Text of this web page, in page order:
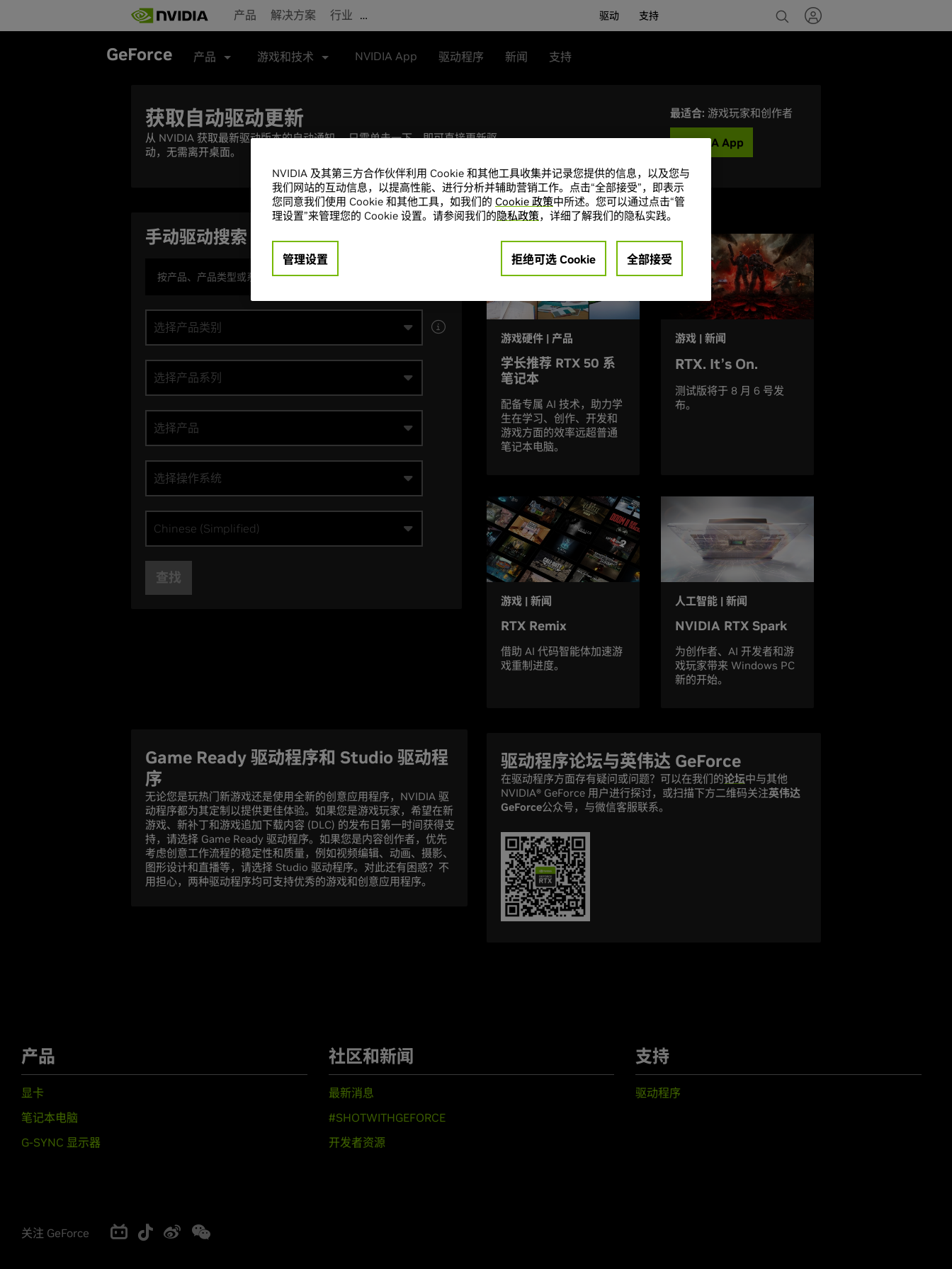
main
产品 解决方案 行业 … 驱动 支持
GeForce 产品 游戏和技术 NVIDIA App 驱动程序 新闻 支持
获取自动驱动更新
从 NVIDIA 获取最新驱动版本的自动通知。 只需单击一下，即可直接更新驱
动，无需离开桌面。
最适合: 游戏玩家和创作者
NVIDIA App
手动驱动搜索
选择产品类别
选择产品系列
选择产品
选择操作系统
Chinese (Simplified)
查找
新闻和推荐
游戏硬件 | 产品
学长推荐 RTX 50 系
笔记本
配备专属 AI 技术，助力学
生在学习、创作、开发和
游戏方面的效率远超普通
笔记本电脑。
游戏 | 新闻
RTX. It’s On.
测试版将于 8 月 6 号发
布。
游戏 | 新闻
RTX Remix
借助 AI 代码智能体加速游
戏重制进度。
人工智能 | 新闻
NVIDIA RTX Spark
为创作者、AI 开发者和游
戏玩家带来 Windows PC
新的开始。
Game Ready 驱动程序和 Studio 驱动程
序
无论您是玩热门新游戏还是使用全新的创意应用程序，NVIDIA 驱
动程序都为其定制以提供更佳体验。如果您是游戏玩家，希望在新
游戏、新补丁和游戏追加下载内容 (DLC) 的发布日第一时间获得支
持，请选择 Game Ready 驱动程序。如果您是内容创作者，优先
考虑创意工作流程的稳定性和质量，例如视频编辑、动画、摄影、
图形设计和直播等，请选择 Studio 驱动程序。对此还有困惑？不
用担心，两种驱动程序均可支持优秀的游戏和创意应用程序。
驱动程序论坛与英伟达 GeForce
在驱动程序方面存有疑问或问题？可以在我们的论坛中与其他
NVIDIA® GeForce 用户进行探讨，或扫描下方二维码关注英伟达
GeForce公众号，与微信客服联系。
产品
显卡
笔记本电脑
G-SYNC 显示器
社区和新闻
最新消息
#SHOTWITHGEFORCE
开发者资源
支持
驱动程序
关注 GeForce
NVIDIA 及其第三方合作伙伴利用 Cookie 和其他工具收集并记录您提供的信息，以及您与
我们网站的互动信息，以提高性能、进行分析并辅助营销工作。点击“全部接受”，即表示
您同意我们使用 Cookie 和其他工具，如我们的 Cookie 政策中所述。您可以通过点击“管
理设置”来管理您的 Cookie 设置。请参阅我们的隐私政策，详细了解我们的隐私实践。
管理设置 拒绝可选 Cookie 全部接受